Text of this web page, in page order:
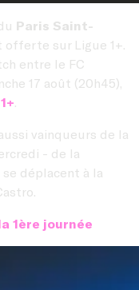
Paris Saint-
offerte sur Ligue 1+.
entre le FC
17 août (20h45),
.
vainqueurs de la
- de la
déplacent à la
.
1ère journée